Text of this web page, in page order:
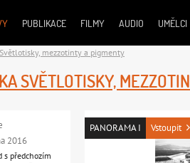
PUBLIKACE FILMY AUDIO UMĚLCI
Světlotisky, mezzotinty a pigmenty
SVĚTLOTISKY,
2016
s předchozím
PANORAMA I Vstoupit